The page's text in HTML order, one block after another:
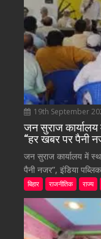
19th September
जन सुराज
“हर खबर पर पैनी
जन सुराज कार्यालय में
पैनी नजर”, इंडिया
बिहार राजनीतिक राज्य